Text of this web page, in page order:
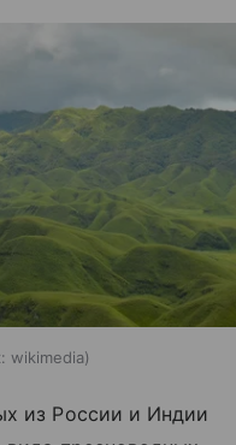
wikimedia
из России и Индии